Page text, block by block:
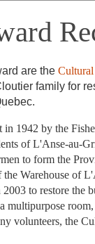
are the
family for
1942 by the
of L'Anse-
to form the
Warehouse of
to restore
multipurpose
volunteers, the